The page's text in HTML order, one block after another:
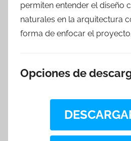
permiten entender el diseño
naturales en la arquitectura
forma de enfocar el proyecto.
Opciones de